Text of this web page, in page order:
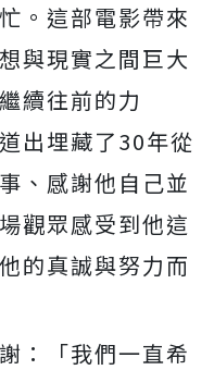
。 這部電影帶來
與現實之間巨大
續往前的力
出埋藏了30年從
、 感謝他自己並
觀眾感受到他這
的真誠與努力而
：「我們一直希